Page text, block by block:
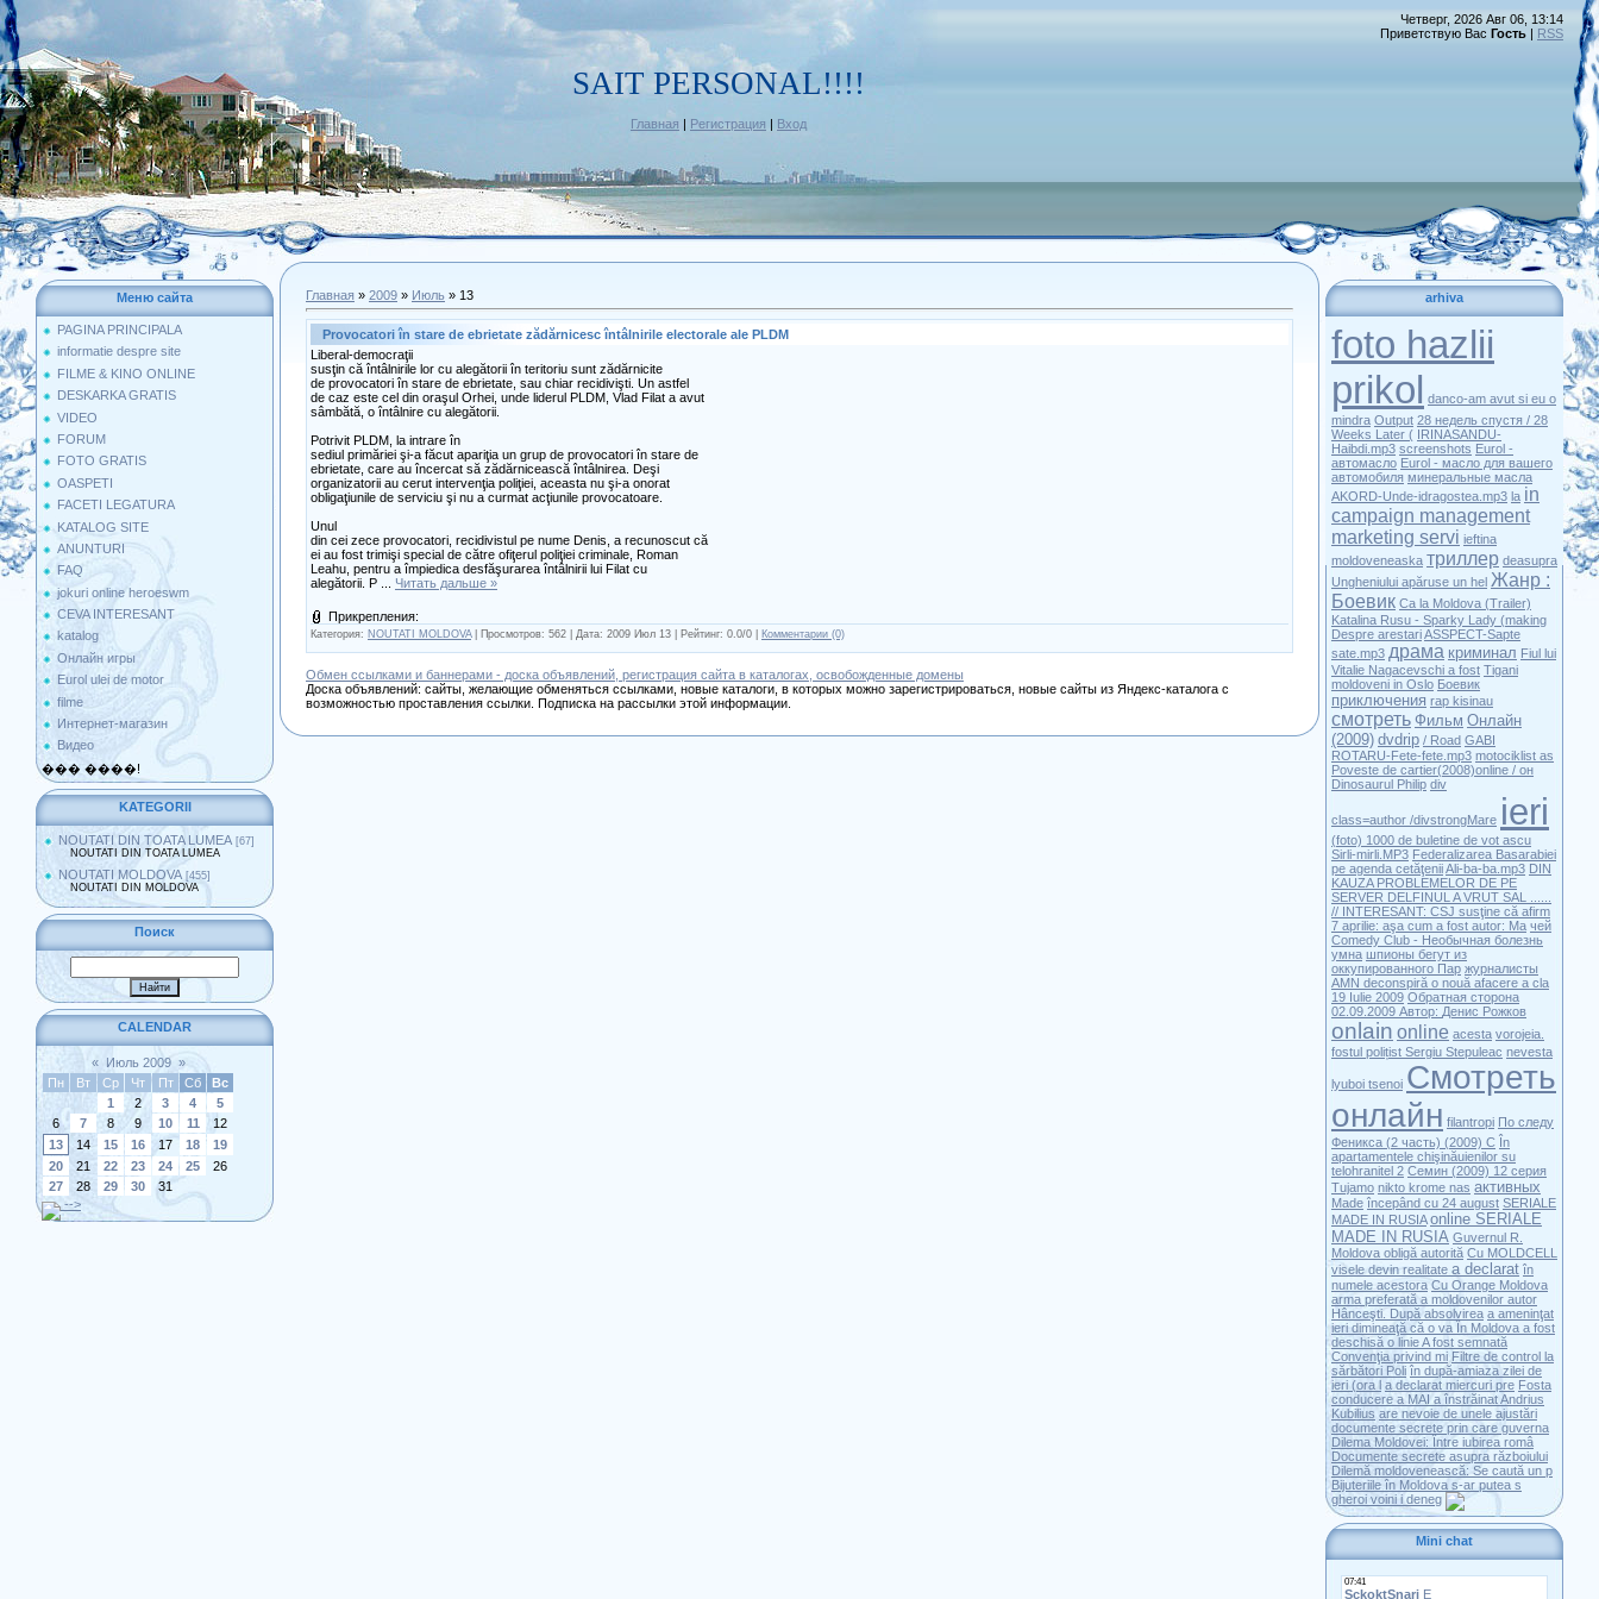
SAIT PERSONAL!!!!
Главная | Регистрация | Вход
Четверг, 2026 Авг 06, 13:14
Приветствую Вас Гость | RSS
Меню сайта
PAGINA PRINCIPALA
informatie despre site
FILME & KINO ONLINE
DESKARKA GRATIS
VIDEO
FORUM
FOTO GRATIS
OASPETI
FACETI LEGATURA
KATALOG SITE
ANUNTURI
FAQ
jokuri online heroeswm
CEVA INTERESANT
katalog
Онлайн игры
Eurol ulei de motor
filme
Интернет-магазин
Видео
��� ����!
KATEGORII
NOUTATI DIN TOATA LUMEA [67]
NOUTATI DIN TOATA LUMEA
NOUTATI MOLDOVA [455]
NOUTATI DIN MOLDOVA
Поиск
CALENDAR
« Июль 2009 »
Пн
Вт Ср Чт Пт Сб
Вс
1
2 3 4
5
6
7 8 9 10 11
12
13
14 15 16 17 18
19
20
21 22 23 24 25
26
27
28 29 30
31
-->
Главная » 2009 » Июль » 13
Provocatori în stare de ebrietate zădărnicesc întâlnirile electorale ale PLDM
Liberal-democraţii
susţin că întâlnirile lor cu alegătorii în teritoriu sunt zădărnicite
de provocatori în stare de ebrietate, sau chiar recidivişti. Un astfel
de caz este cel din oraşul Orhei, unde liderul PLDM, Vlad Filat a avut
sâmbătă, o întâlnire cu alegătorii.
Potrivit PLDM, la intrare în
sediul primăriei şi-a făcut apariţia un grup de provocatori în stare de
ebrietate, care au încercat să zădărnicească întâlnirea. Deşi
organizatorii au cerut intervenţia poliţiei, aceasta nu şi-a onorat
obligaţiunile de serviciu şi nu a curmat acţiunile provocatoare.
Unul
din cei zece provocatori, recidivistul pe nume Denis, a recunoscut că
ei au fost trimişi special de către ofiţerul poliţiei criminale, Roman
Leahu, pentru a împiedica desfăşurarea întâlnirii lui Filat cu
alegătorii. P
Читать дальше »
Прикрепления:
Категория: NOUTATI MOLDOVA| Просмотров: 562 | Дата: 2009 Июл 13 | Рейтинг: 0.0/0 | Комментарии (0)
Обмен ссылками и баннерами - доска объявлений, регистрация сайта в каталогах, освобожденные домены
Доска объявлений: сайты, желающие обменяться ссылками, новые каталоги, в которых можно зарегистрироваться, новые сайты из Яндекс-каталога с
возможностью проставления ссылки. Подписка на рассылки этой информации.
arhiva
foto hazlii
prikol danco-am avut si eu o
mindra Output 28 недель спустя / 28
Weeks Later ( IRINASANDU-
Haibdi.mp3 screenshots Eurol -
автомасло Eurol - масло для вашего
автомобиля минеральные масла
AKORD-Unde-idragostea.mp3 la in
campaign management
marketing servi ieftina
moldoveneaska триллер deasupra
Ungheniului apăruse un hel Жанр :
Боевик Ca la Moldova (Trailer)
Katalina Rusu - Sparky Lady (making
Despre arestariASSPECT-Sapte
sate.mp3 драма криминал Fiul lui
Vitalie Nagacevschi a fost Tigani
moldoveni in Oslo Боевик
приключения rap kisinau
смотреть Фильм Онлайн
(2009) dvdrip / Road GABI
ROTARU-Fete-fete.mp3 motociklist as
Poveste de cartier(2008)online / он
Dinosaurul Philip div
class=author /divstrongMare ieri
(foto) 1000 de buletine de vot ascu
Sirli-mirli.MP3 Federalizarea Basarabiei
pe agenda cetăţeniiAli-ba-ba.mp3 DIN
KAUZA PROBLEMELOR DE PE
SERVER DELFINUL A VRUT SAL ......
// INTERESANT: CSJ susţine că afirm
7 aprilie: aşa cum a fost autor: Ma чей
Comedy Club - Необычная болезнь
умна шпионы бегут из
оккупированного Пар журналисты
AMN deconspiră o nouă afacere a cla
19 Iulie 2009 Обратная сторона
02.09.2009 Автор: Денис Рожков
onlain online acesta vorojeia.
fostul polițist Sergiu Stepuleac nevesta
lyuboi tsenoi Смотреть
онлайн filantropi По следу
Феникса (2 часть) (2009) С În
apartamentele chişinăuienilor su
telohranitel 2 Cемин (2009) 12 серия
Tujamo nikto krome nas активных
Made începând cu 24 august SERIALE
MADE IN RUSIA online SERIALE
MADE IN RUSIA Guvernul R.
Moldova obligă autorită Cu MOLDCELL
visele devin realitate a declarat în
numele acestora Cu Orange Moldova
arma preferată a moldovenilor autor
Hânceşti. După absolvirea a ameninţat
ieri dimineaţă că o va În Moldova a fost
deschisă o linieA fost semnată
Convenţia privind mi Filtre de control la
sărbători Poli în după-amiaza zilei de
ieri (ora l a declarat miercuri pre Fosta
conducere a MAI a înstrăinatAndrius
Kubilius are nevoie de unele ajustări
documente secrete prin care guverna
Dilema Moldovei: Între iubirea româ
Documente secrete asupra războiului
Dilemă moldovenească: Se caută un p
Bijuteriile în Moldova s-ar putea s
gheroi voini i deneg
Mini chat